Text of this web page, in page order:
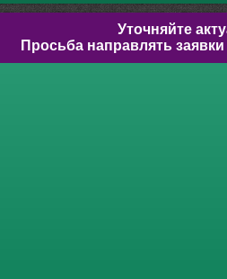
Уточняйте
Просьба направлять